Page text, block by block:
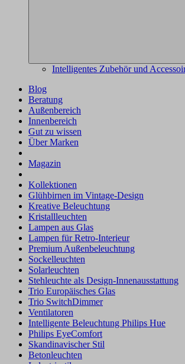
Intelligentes Zubehör und
Blog
Beratung
Außenbereich
Innenbereich
Gut zu wissen
Über Marken
Magazin
Kollektionen
Glühbirnen im Vintage-Design
Kreative Beleuchtung
Kristallleuchten
Lampen aus Glas
Lampen für Retro-Interieur
Premium Außenbeleuchtung
Sockelleuchten
Solarleuchten
Stehleuchte als Design-Innenausstattung
Trio Europäisches Glas
Trio SwitchDimmer
Ventilatoren
Intelligente Beleuchtung Philips Hue
Philips EyeComfort
Skandinavischer Stil
Betonleuchten